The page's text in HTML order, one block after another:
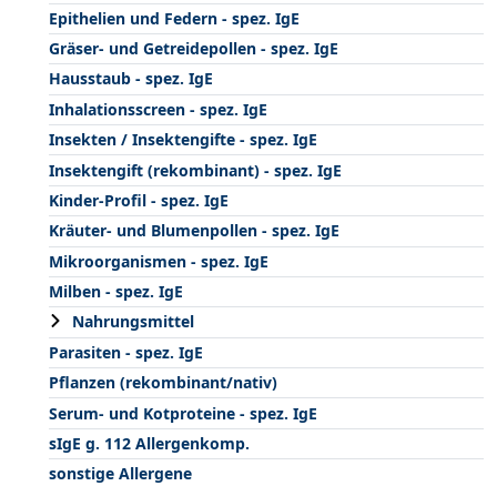
Epithelien und Federn - spez. IgE
Gräser- und Getreidepollen - spez. IgE
Hausstaub - spez. IgE
Inhalationsscreen - spez. IgE
Insekten / Insektengifte - spez. IgE
Insektengift (rekombinant) - spez. IgE
Kinder-Profil - spez. IgE
Kräuter- und Blumenpollen - spez. IgE
Mikroorganismen - spez. IgE
Milben - spez. IgE
Nahrungsmittel
Parasiten - spez. IgE
Pflanzen (rekombinant/nativ)
Serum- und Kotproteine - spez. IgE
sIgE g. 112 Allergenkomp.
sonstige Allergene